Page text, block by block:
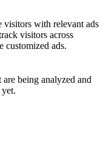
visitors with relevant ads
visitors across
customized ads.
being analyzed and